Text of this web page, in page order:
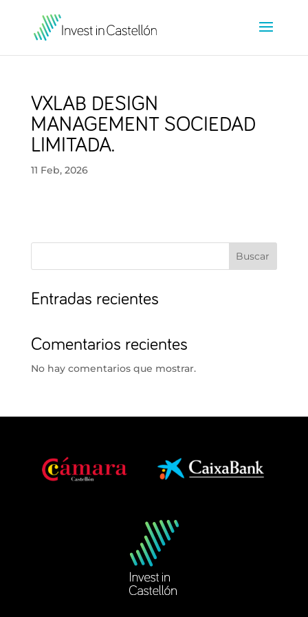
VXLAB DESIGN
MANAGEMENT SOCIEDAD
LIMITADA.
11 Feb, 2026
Buscar
Entradas recientes
Comentarios recientes
No hay comentarios que mostrar.